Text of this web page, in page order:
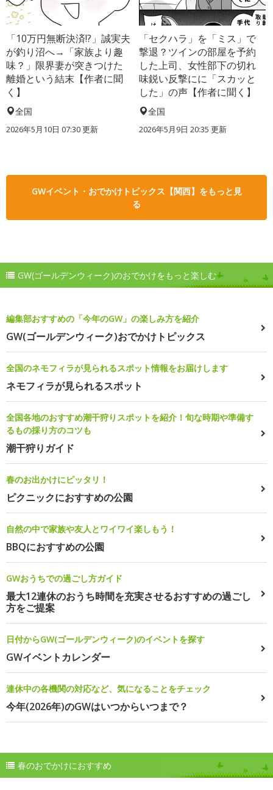
「10万円無断決済!?」誠実夫
が釣り沼へ→「家族より趣
味？」限界妻が突きつけた
離婚という結末【作者に聞
く】
全国
2026年5月10日 07:30 更新
「セクハラ」を「ミス」で
撃退？ツインの部屋を予約
した上司、女性部下の切れ
味鋭い反撃にに「スカッと
した」の声【作者に聞く】
全国
2026年5月9日 20:35 更新
GWイベント・おでかけトピックス【関西】をもっと見
る
GW(ゴールデンウィーク)のおでかけをもっと楽しむ
編集部おすすめの「今年のGW」の楽しみ方を紹介
GW(ゴールデンウィーク)おでかけトピックス
全国のネモフィラが見られるスポット情報をお届けします
ネモフィラが見られるスポット
全国各地のおすすめ潮干狩りスポットを紹介！旬な時期や準備す
るもの採り方のコツも
潮干狩りガイド
春のお出かけにピッタリ！
ピクニックにおすすめの公園
自然の中で家族や友人とワイワイ楽しもう！
BBQにおすすめの公園
GWおうちでの過ごし方ガイド
最大12連休のおうち時間を充実させるおすすめの過ごし
方をご提案
日付からGW(ゴールデンウィーク)のイベントを探す
GWイベントカレンダー
連休中の各機関の対応など、気になることをチェック
今年(2026年)のGWはいつからいつまで？
春のおでかけにおすすめ